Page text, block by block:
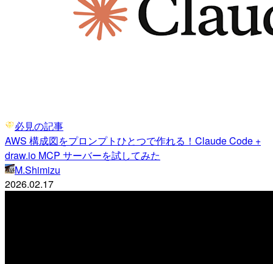
必見の記事
AWS 構成図をプロンプトひとつで作れる！Claude Code +
draw.io MCP サーバーを試してみた
M.Shimizu
2026.02.17